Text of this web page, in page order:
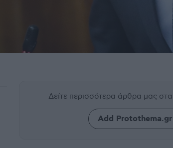
Δείτε περισσότερα άρθρα μας
Add